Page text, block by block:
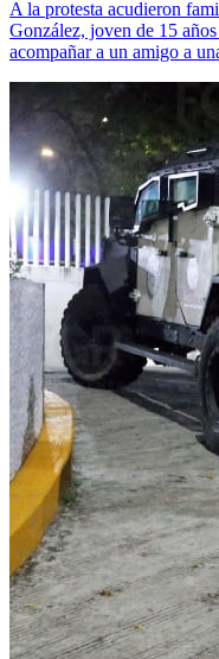
A la protesta acudieron
González, joven de 15
acompañar a un amigo a